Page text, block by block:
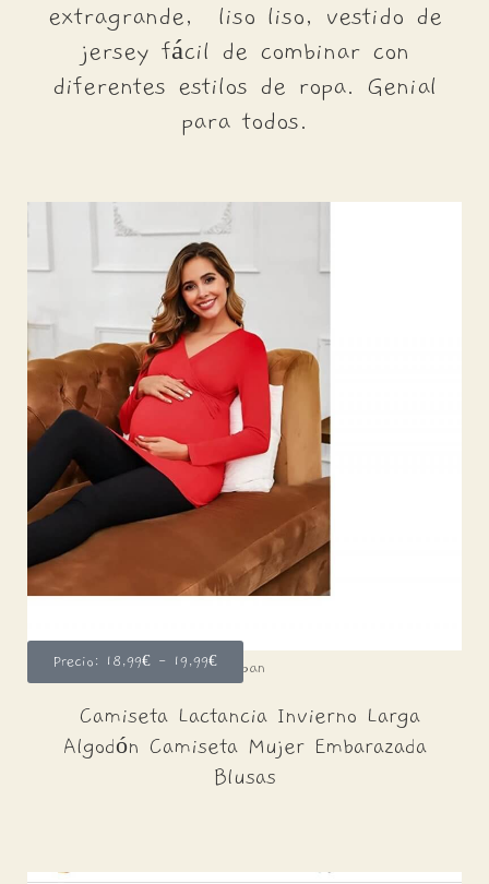
extragrande, liso liso, vestido de
jersey fácil de combinar con
diferentes estilos de ropa. Genial
para todos.
Diban
Camiseta Lactancia Invierno Larga
Algodón Camiseta Mujer Embarazada
Blusas
Precio: 18,99€ - 19,99€